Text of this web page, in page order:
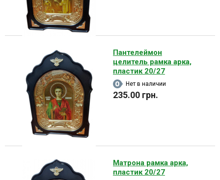
Пантелеймон
целитель рамка арка,
пластик 20/27
Нет в наличии
235.00 грн.
Матрона рамка арка,
пластик 20/27